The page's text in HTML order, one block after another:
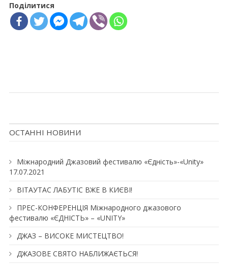
Поділитися
ОСТАННІ НОВИНИ
Міжнародний Джазовий фестивалю «Єдність»-«Unity»
17.07.2021
ВІТАУТАС ЛАБУТІС ВЖЕ В КИЄВІ!
ПРЕС-КОНФЕРЕНЦІЯ Міжнародного джазового
фестивалю «ЄДНІСТЬ» – «UNITY»
ДЖАЗ – ВИСОКЕ МИСТЕЦТВО!
ДЖАЗОВЕ СВЯТО НАБЛИЖАЄТЬСЯ!